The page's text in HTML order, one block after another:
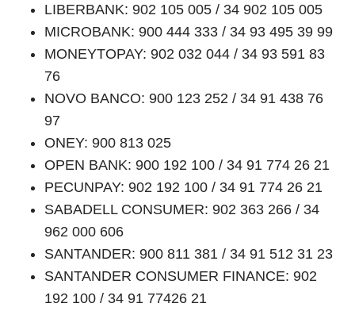
LIBERBANK: 902 105 005 / 34 902 105 005
MICROBANK: 900 444 333 / 34 93 495 39 99
MONEYTOPAY: 902 032 044 / 34 93 591 83
76
NOVO BANCO: 900 123 252 / 34 91 438 76
97
ONEY: 900 813 025
OPEN BANK: 900 192 100 / 34 91 774 26 21
PECUNPAY: 902 192 100 / 34 91 774 26 21
SABADELL CONSUMER: 902 363 266 / 34
962 000 606
SANTANDER: 900 811 381 / 34 91 512 31 23
SANTANDER CONSUMER FINANCE: 902
192 100 / 34 91 77426 21